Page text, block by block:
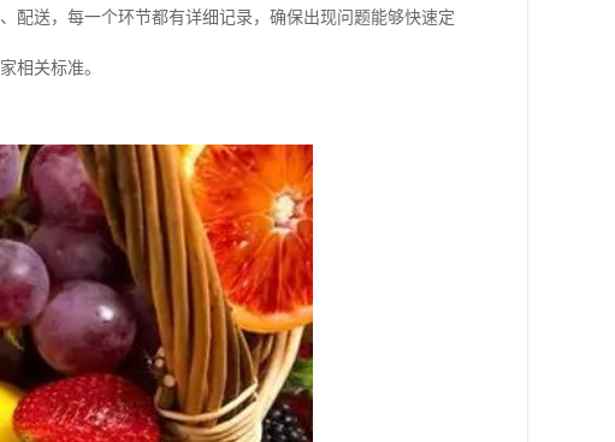
配送，每一个环节都有详细记录，确保出现问题能够快速定
相关标准。